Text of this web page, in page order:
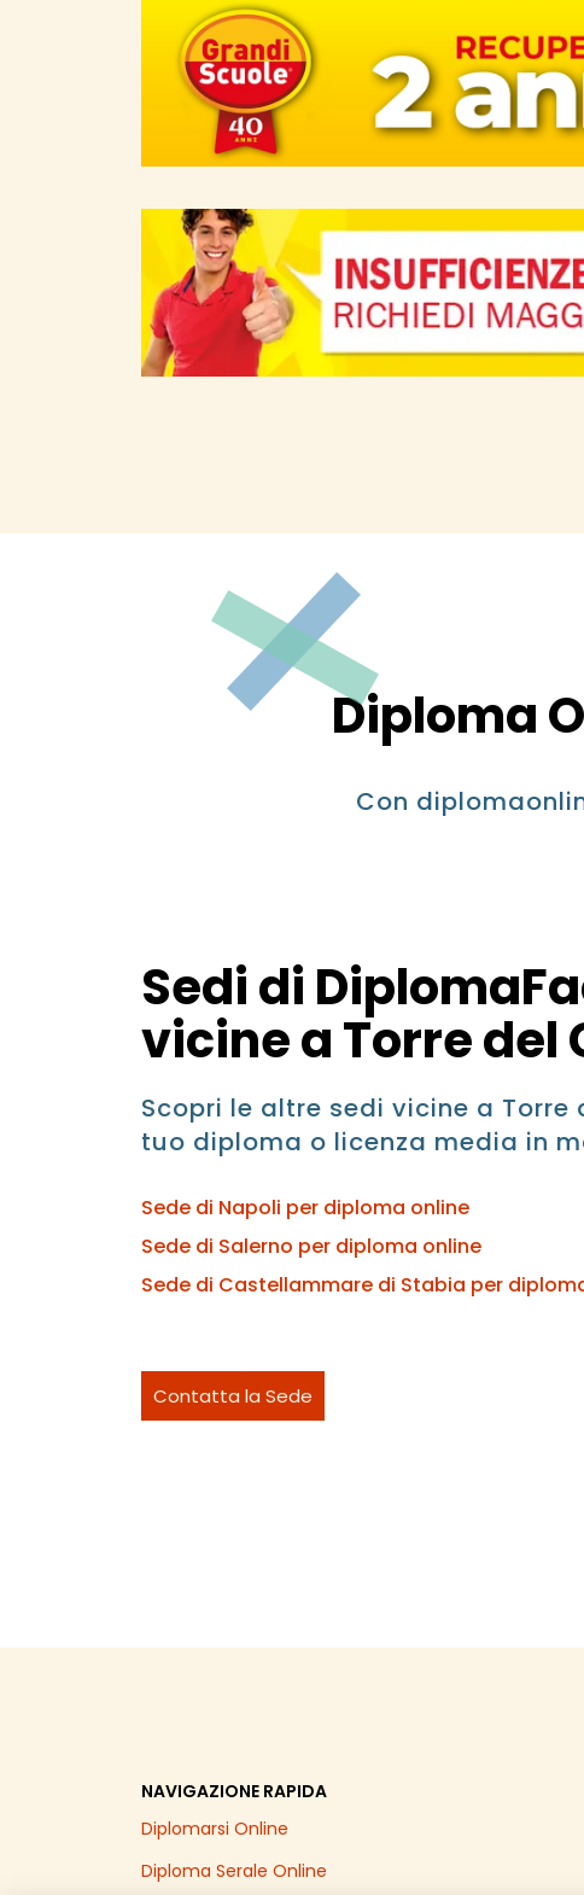
Diploma
Con
Sedi di
vicine a Torre del
Scopri le altre sedi vicine a
tuo diploma o licenza media in
Sede di Napoli per diploma online
Sede di Salerno per diploma online
Sede di Castellammare di Stabia per
Contatta la Sede
NAVIGAZIONE RAPIDA
Diplomarsi Online
Diploma Serale Online